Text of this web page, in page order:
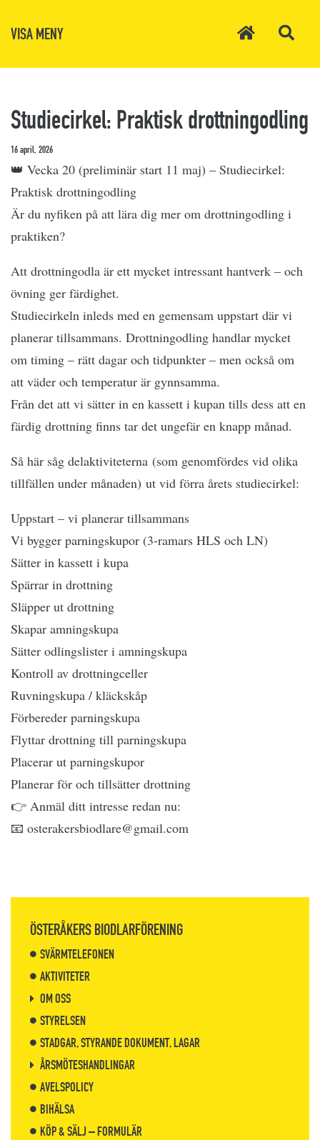
VISA MENY
Studiecirkel: Praktisk drottningodling
16 april, 2026
👑 Vecka 20 (preliminär start 11 maj) – Studiecirkel:
Praktisk drottningodling
Är du nyfiken på att lära dig mer om drottningodling i
praktiken?
Att drottningodla är ett mycket intressant hantverk – och
övning ger färdighet.
Studiecirkeln inleds med en gemensam uppstart där vi
planerar tillsammans. Drottningodling handlar mycket
om timing – rätt dagar och tidpunkter – men också om
att väder och temperatur är gynnsamma.
Från det att vi sätter in en kassett i kupan tills dess att en
färdig drottning finns tar det ungefär en knapp månad.
Så här såg delaktiviteterna (som genomfördes vid olika
tillfällen under månaden) ut vid förra årets studiecirkel:
Uppstart – vi planerar tillsammans
Vi bygger parningskupor (3-ramars HLS och LN)
Sätter in kassett i kupa
Spärrar in drottning
Släpper ut drottning
Skapar amningskupa
Sätter odlingslister i amningskupa
Kontroll av drottningceller
Ruvningskupa / kläckskåp
Förbereder parningskupa
Flyttar drottning till parningskupa
Placerar ut parningskupor
Planerar för och tillsätter drottning
👉 Anmäl ditt intresse redan nu:
📧 osterakersbiodlare@gmail.com
ÖSTERÅKERS BIODLARFÖRENING
SVÄRMTELEFONEN
AKTIVITETER
OM OSS
STYRELSEN
STADGAR, STYRANDE DOKUMENT, LAGAR
ÅRSMÖTESHANDLINGAR
AVELSPOLICY
BIHÄLSA
KÖP & SÄLJ – FORMULÄR